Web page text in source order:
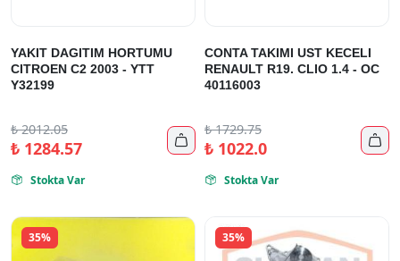
YAKIT DAGITIM HORTUMU
CITROEN C2 2003 - YTT
Y32199
₺2012.05
₺1284.57 
 Stokta Var
CONTA TAKIMI UST KECELI
RENAULT R19. CLIO 1.4 - OC
40116003
₺1729.75
₺1022.0 
 Stokta Var
35% 35%